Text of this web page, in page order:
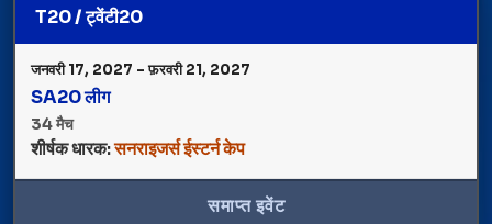
T20 / ट्वेंटी20
जनवरी 17, 2027 – फ़रवरी 21, 2027
SA20 लीग
34 मैच
शीर्षक धारक:सनराइजर्स ईस्टर्न केप
समाप्त इवेंट